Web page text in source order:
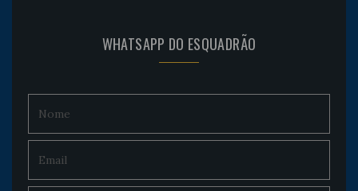
WHATSAPP DO ESQUADRÃO